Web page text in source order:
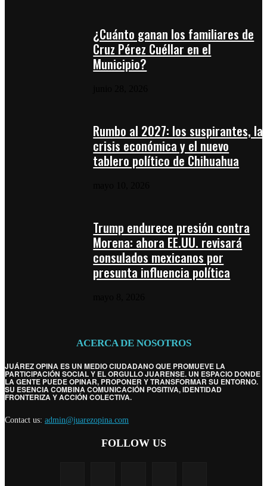
¿Cuánto ganan los familiares de
Cruz Pérez Cuéllar en el
Municipio?
Rumbo al 2027: los suspirantes, la
crisis económica y el nuevo
tablero político de Chihuahua
Trump endurece presión contra
Morena: ahora EE.UU. revisará
consulados mexicanos por
presunta influencia política
ACERCA DE NOSOTROS
JUÁREZ OPINA ES UN MEDIO CIUDADANO QUE PROMUEVE LA
PARTICIPACIÓN SOCIAL Y EL ORGULLO JUARENSE. UN ESPACIO DONDE
LA GENTE PUEDE OPINAR, PROPONER Y TRANSFORMAR SU ENTORNO.
SU ESENCIA COMBINA COMUNICACIÓN POSITIVA, IDENTIDAD
FRONTERIZA Y ACCIÓN COLECTIVA.
Contact us: admin@juarezopina.com
FOLLOW US